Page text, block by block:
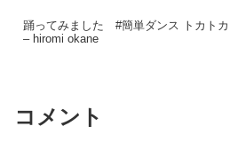
踊ってみました #簡単ダンス トカトカ
– hiromi okane
コメント